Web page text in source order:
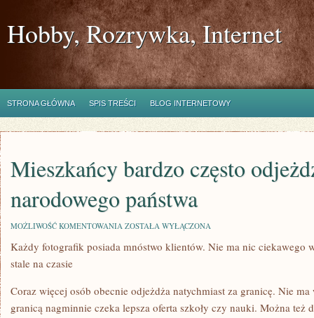
Hobby, Rozrywka, Internet
STRONA GŁÓWNA SPIS TREŚCI BLOG INTERNETOWY
Mieszkańcy bardzo często
narodowego państwa
MOŻLIWOŚĆ KOMENTOWANIA MIESZKAŃCY
CZĘSTO
NARODOWEGO
PAŃSTWA
ZOSTAŁA WYŁĄCZONA
Każdy fotografik posiada mnóstwo klientów. Nie ma nic ciekawego
stale na czasie
Coraz więcej osób obecnie odjeżdża natychmiast za granicę. Nie
granicą nagminnie czeka lepsza oferta szkoły czy nauki. Można też